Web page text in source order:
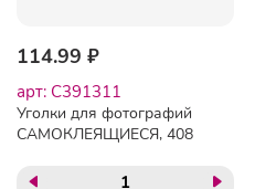
114.99 ₽
арт: C391311
Уголки для фотографий
САМОКЛЕЯЩИЕСЯ, 408
BRAUBERG, 391311